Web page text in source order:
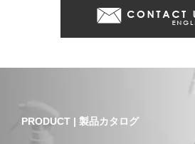
PRODUCT | 製品カタログ